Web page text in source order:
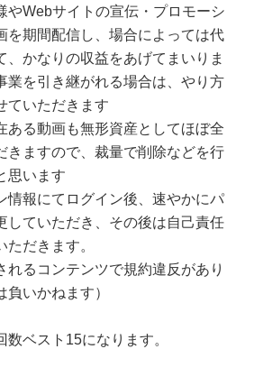
やWebサイトの宣伝・プロモーシ
を期間配信し、場合によっては代
、かなりの収益をあげてまいりま
業を引き継がれる場合は、やり方
ていただきます
ある動画も無形資産としてほぼ全
きますので、裁量で削除などを行
思います
情報にてログイン後、速やかにパ
していただき、その後は自己責任
だきます。
れるコンテンツで規約違反があり
負いかねます）
数ベスト15になります。